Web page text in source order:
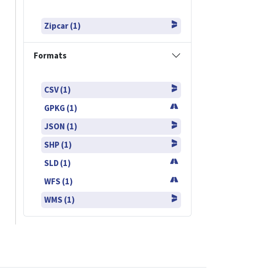
Zipcar (1)
Formats
CSV (1)
GPKG (1)
JSON (1)
SHP (1)
SLD (1)
WFS (1)
WMS (1)